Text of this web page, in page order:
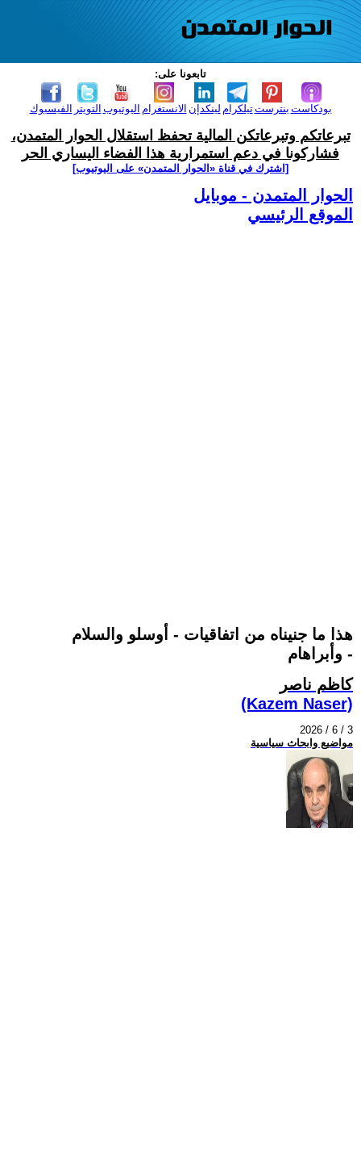
تابعونا على:
الفيسبوك التويتر اليوتيوب الانستغرام لينكدإن تيلكرامبنترست بودكاست
تبرعاتكم وتبرعاتكن المالية تحفظ استقلال الحوار المتمدن،
فشاركونا في دعم استمرارية هذا الفضاء اليساري الحر
[اشترك في قناة ‫«الحوار المتمدن» على اليوتيوب]
الحوار المتمدن - موبايل
الموقع الرئيسي
هذا ما جنيناه من اتفاقيات - أوسلو والسلام
وأبراهام -
كاظم ناصر
(Kazem Naser)
2026 / 6 / 3
مواضيع وابحاث سياسية